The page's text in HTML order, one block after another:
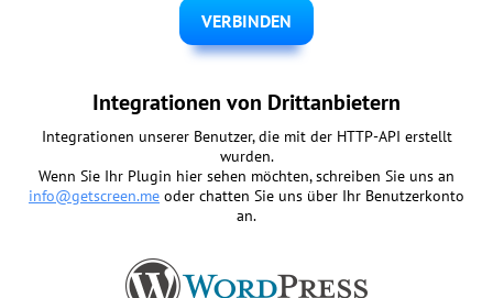
VERBINDEN
Integrationen von Drittanbietern
Integrationen unserer Benutzer, die mit der HTTP-API erstellt
wurden.
Wenn Sie Ihr Plugin hier sehen möchten, schreiben Sie uns an
info@getscreen.me oder chatten Sie uns über Ihr Benutzerkonto
an.